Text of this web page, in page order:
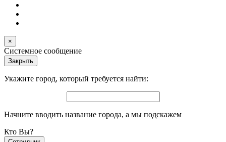
×
Системное сообщение
Закрыть
Укажите город, который требуется найти:
Начните вводить название города, а мы подскажем
Кто Вы?